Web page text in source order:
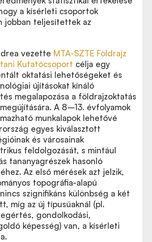
a kísérleti csoportok
jobban teljesítettek az
vezette MTA-SZTE Földrajz
Kutatócsoport célja egy
oktatási lehetőségeket és
újításokat kínáló
megalapozása a földrajzoktatás
A 8–13. évfolyamok
munkalapok lehetővé
egyes kiválasztott
és városainak
feldolgozását, s mintául
tananyagrészek hasonló
Az első mérések azt jelzik,
topográfia-alapú
szignifikáns különbség a két
míg az új típusúaknál (pl.
gondolkodási,
képesség) van, a kísérleti